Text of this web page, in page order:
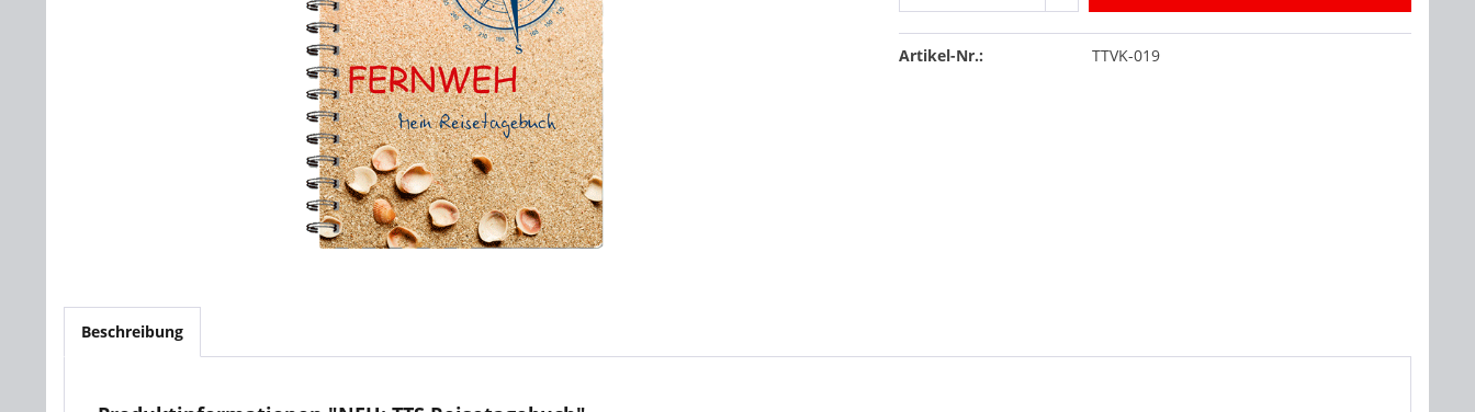
Artikel-Nr.: TTVK-019
Beschreibung